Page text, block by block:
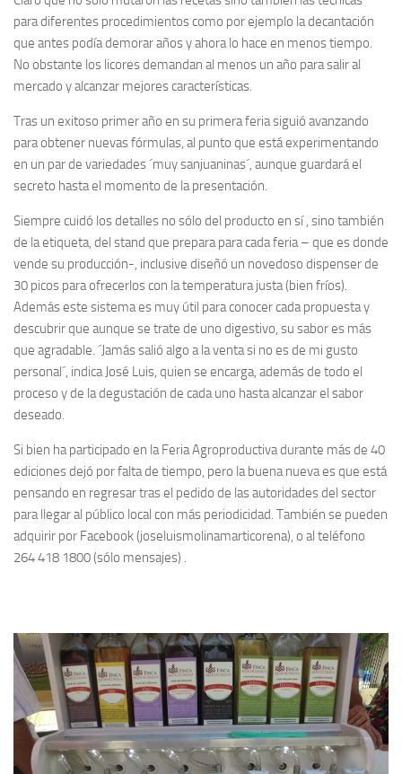
para diferentes procedimientos como por ejemplo la decantación
que antes podía demorar años y ahora lo hace en menos tiempo.
No obstante los licores demandan al menos un año para salir al
mercado y alcanzar mejores características.
Tras un exitoso primer año en su primera feria siguió avanzando
para obtener nuevas fórmulas, al punto que está experimentando
en un par de variedades ´muy sanjuaninas´, aunque guardará el
secreto hasta el momento de la presentación.
Siempre cuidó los detalles no sólo del producto en sí , sino también
de la etiqueta, del stand que prepara para cada feria – que es donde
vende su producción-, inclusive diseñó un novedoso dispenser de
30 picos para ofrecerlos con la temperatura justa (bien fríos).
Además este sistema es muy útil para conocer cada propuesta y
descubrir que aunque se trate de uno digestivo, su sabor es más
que agradable. ´Jamás salió algo a la venta si no es de mi gusto
personal´, indica José Luis, quien se encarga, además de todo el
proceso y de la degustación de cada uno hasta alcanzar el sabor
deseado.
Si bien ha participado en la Feria Agroproductiva durante más de 40
ediciones dejó por falta de tiempo, pero la buena nueva es que está
pensando en regresar tras el pedido de las autoridades del sector
para llegar al público local con más periodicidad. También se pueden
adquirir por Facebook (joseluismolinamarticorena), o al teléfono
264 418 1800 (sólo mensajes) .